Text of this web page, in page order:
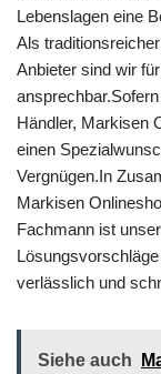
Lebenslagen eine
Als
Anbieter sind wir
Händler, Markisen
einen
Vergnügen.In
Markisen
Fachmann ist
verlässlich und
Siehe auch